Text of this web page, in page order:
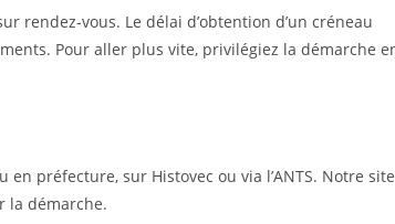
rendez-vous. Le délai d’obtention d’un créneau
Pour aller plus vite, privilégiez la démarche
préfecture, sur Histovec ou via l’ANTS. Notre site
la démarche.